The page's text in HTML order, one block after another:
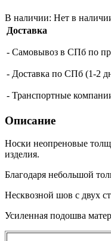
В наличии: Нет в
Доставка
- Самовывоз в СПб по
- Доставка по СПб (1-2
- Транспортные
Описание
Носки неопреновые
изделия.
Благодаря небольшой
Несквозной шов с двух
Усиленная подошва